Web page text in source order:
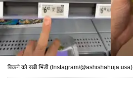
बिकने को रखी भिंडी (Instagram/@ashishahuja.usa)